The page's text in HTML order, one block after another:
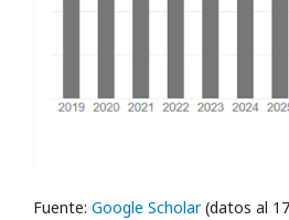
Fuente: Google Scholar(datos al